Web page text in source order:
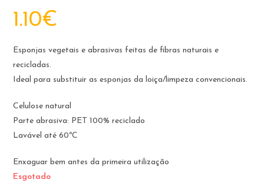
1.10€
Esponjas vegetais e abrasivas feitas de fibras naturais e
recicladas.
Ideal para substituir as esponjas da loiça/limpeza convencionais.
Celulose natural
Parte abrasiva: PET 100% reciclado
Lavável até 60ºC
Enxaguar bem antes da primeira utilização
Esgotado